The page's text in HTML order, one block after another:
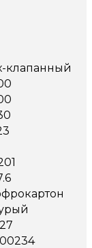
клапанный